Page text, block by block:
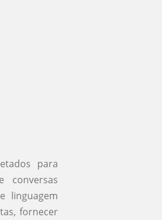
para
linguagem
fornecer